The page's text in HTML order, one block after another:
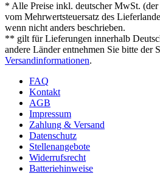
* Alle Preise inkl. deutscher MwSt. (der
vom Mehrwertsteuersatz des
wenn nicht anders beschrieben.
** gilt für Lieferungen innerhalb
andere Länder entnehmen Sie bitte der
Versandinformationen.
FAQ
Kontakt
AGB
Impressum
Zahlung & Versand
Datenschutz
Stellenangebote
Widerrufsrecht
Batteriehinweise